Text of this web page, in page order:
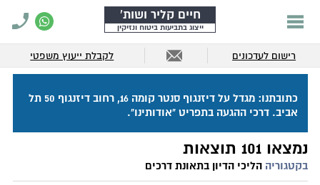
חיים קליר ושות'
ייצוג בתביעות ביטוח ונזיקין
רישום לעדכונים לקבלת ייעוץ משפטי
כתובתנו: מגדל על דיזנגוף סנטר קומה 16, רחוב דיזנגוף 50 תל
אביב. דרכי ההגעה בתפריט "אודותינו".
נמצאו 101 תוצאות
בקטגוריההליכי הדיון בתאונת דרכים